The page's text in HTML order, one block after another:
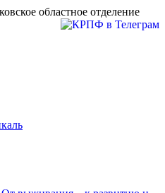
областное отделение